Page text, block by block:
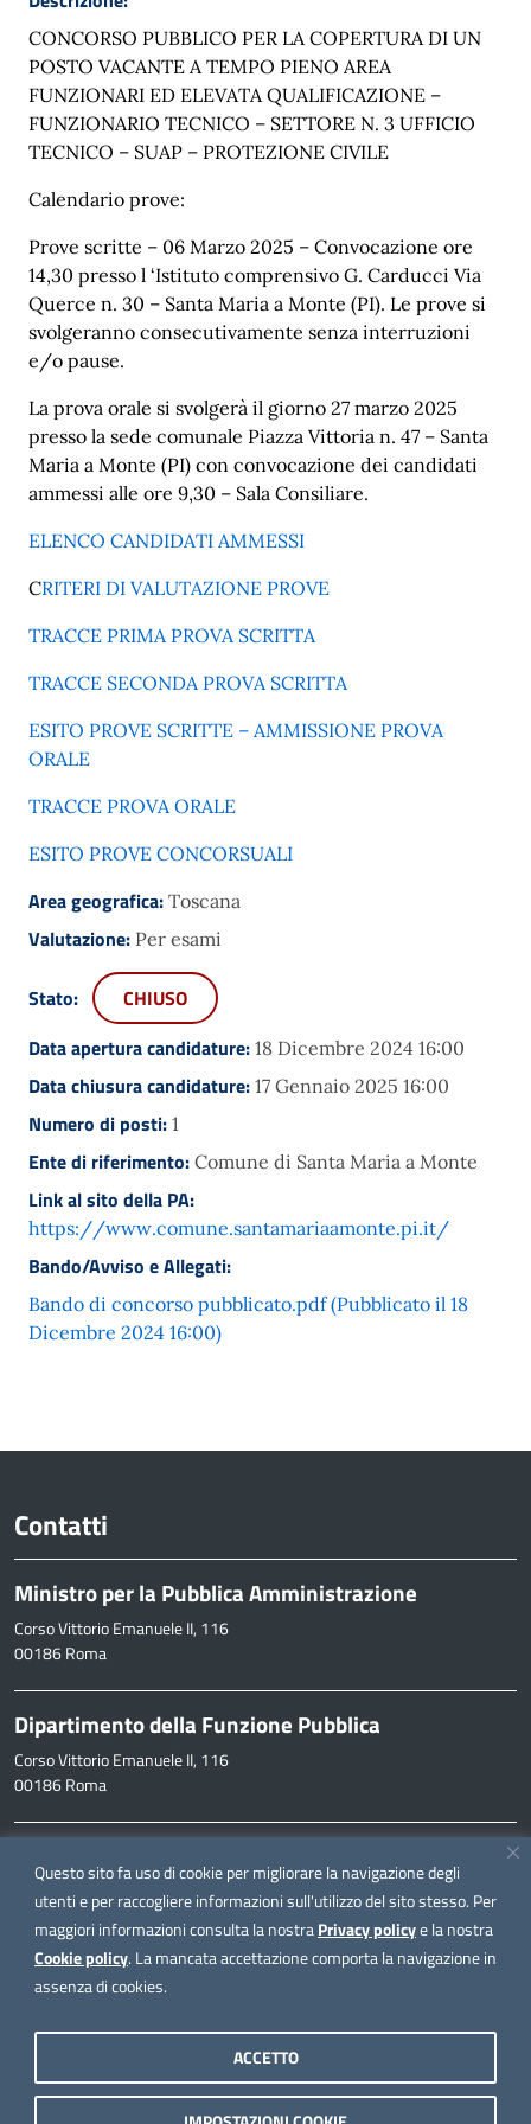
Questo sito fa uso di cookie per migliorare la navigazione degli
utenti e per raccogliere informazioni sull'utilizzo del sito stesso. Per
maggiori informazioni consulta la nostraPrivacy policye la nostra
Cookie policy. La mancata accettazione comporta la navigazione in
assenza di cookies.
ACCETTO
CONCORSO PUBBLICO PER LA COPERTURA DI UN
POSTO VACANTE A TEMPO PIENO AREA
FUNZIONARI ED ELEVATA QUALIFICAZIONE –
FUNZIONARIO TECNICO – SETTORE N. 3 UFFICIO
TECNICO – SUAP – PROTEZIONE CIVILE
Calendario prove:
Prove scritte – 06 Marzo 2025 – Convocazione ore
14,30 presso l ‘Istituto comprensivo G. Carducci Via
Querce n. 30 – Santa Maria a Monte (PI). Le prove si
svolgeranno consecutivamente senza interruzioni
e/o pause.
La prova orale si svolgerà il giorno 27 marzo 2025
presso la sede comunale Piazza Vittoria n. 47 – Santa
Maria a Monte (PI) con convocazione dei candidati
ammessi alle ore 9,30 – Sala Consiliare.
ELENCO CANDIDATI AMMESSI
CRITERI DI VALUTAZIONE PROVE
TRACCE PRIMA PROVA SCRITTA
TRACCE SECONDA PROVA SCRITTA
ESITO PROVE SCRITTE – AMMISSIONE PROVA
ORALE
TRACCE PROVA ORALE
ESITO PROVE CONCORSUALI
Area geografica: Toscana
Valutazione: Per esami
Stato:
CHIUSO
Data apertura candidature: 18 Dicembre 2024 16:00
Data chiusura candidature: 17 Gennaio 2025 16:00
Numero di posti: 1
Ente di riferimento: Comune di Santa Maria a Monte
Link al sito della PA:
https://www.comune.santamariaamonte.pi.it/
Bando/Avviso e Allegati:
Bando di concorso pubblicato.pdf (Pubblicato il 18
Dicembre 2024 16:00)
Contatti
Ministro per la Pubblica Amministrazione
Corso Vittorio Emanuele II, 116
00186 Roma
Dipartimento della Funzione Pubblica
Corso Vittorio Emanuele II, 116
00186 Roma
inpa@funzionepubblica.it
FAQ
FAQ – Domande e risposte
Seguici su